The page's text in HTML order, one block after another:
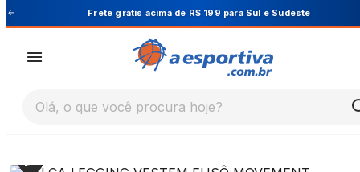
Cupom PRIMEIRA10 para 10% OFF na 1ª compra
Olá, o que você procura hoje?